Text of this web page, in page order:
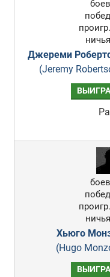
Джереми
(Jeremy
Хьюго
(Hugo